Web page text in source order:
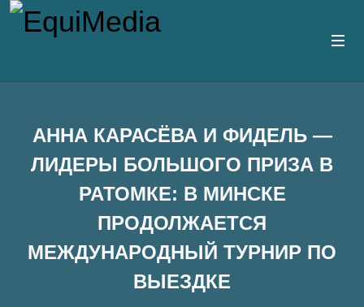
АННА КАРАСЁВА И ФИДЕЛЬ —
ЛИДЕРЫ БОЛЬШОГО ПРИЗА В
РАТОМКЕ: В МИНСКЕ
ПРОДОЛЖАЕТСЯ
МЕЖДУНАРОДНЫЙ ТУРНИР ПО
ВЫЕЗДКЕ